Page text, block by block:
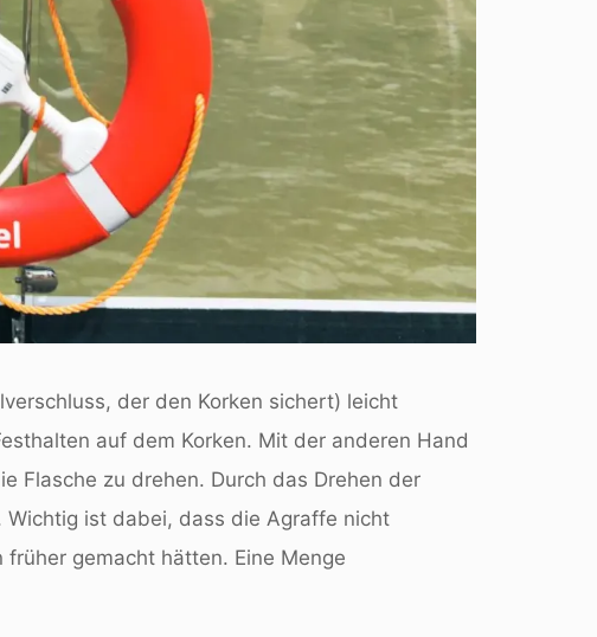
der den Korken sichert) leicht
auf dem Korken. Mit der anderen Hand
Flasche zu drehen. Durch das Drehen der
ist dabei, dass die Agraffe nicht
gemacht hätten. Eine Menge